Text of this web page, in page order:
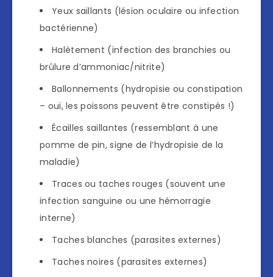
Yeux saillants (lésion oculaire ou infection
bactérienne)
Halètement (infection des branchies ou
brûlure d’ammoniac/nitrite)
Ballonnements (hydropisie ou constipation
– oui, les poissons peuvent être constipés !)
Écailles saillantes (ressemblant à une
pomme de pin, signe de l’hydropisie de la
maladie)
Traces ou taches rouges (souvent une
infection sanguine ou une hémorragie
interne)
Taches blanches (parasites externes)
Taches noires (parasites externes)